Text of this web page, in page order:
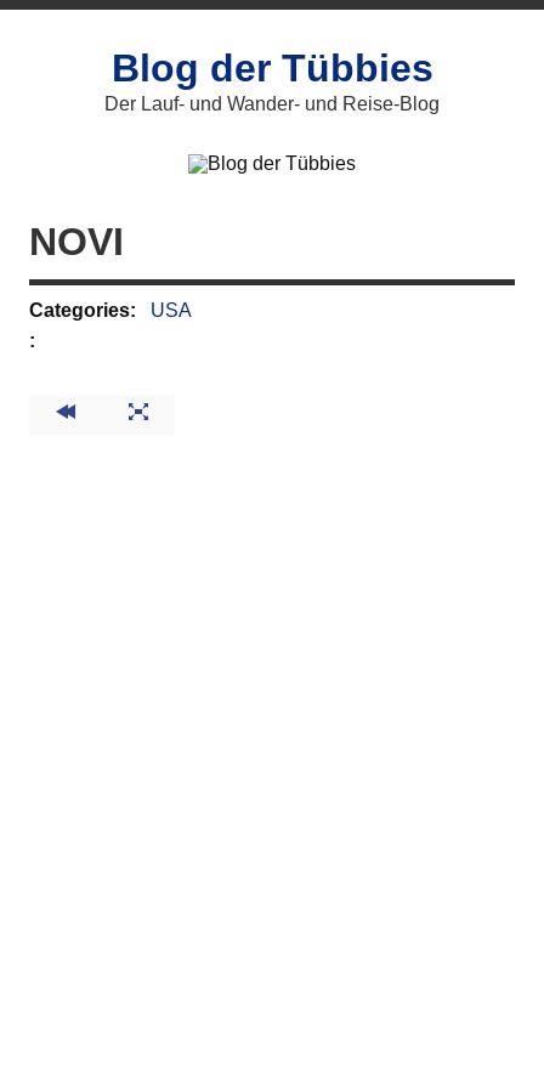
Zum
Blog der Tübbies
Der Lauf- und Wander- und Reise-Blog
NOVI
Categories:
USA
: